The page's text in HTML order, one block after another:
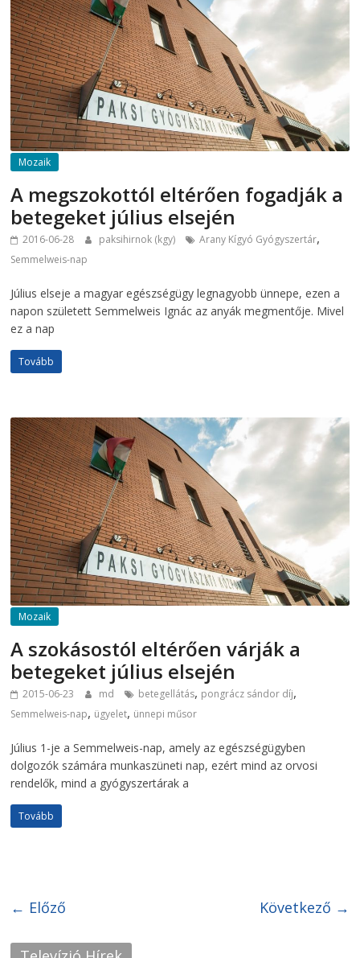
Mozaik
A megszokottól eltérően fogadják a
betegeket július elsején
2016-06-28 paksihirnok (kgy) Arany Kígyó Gyógyszertár,
Semmelweis-nap
Július elseje a magyar egészségügy legnagyobb ünnepe, ezen a
napon született Semmelweis Ignác az anyák megmentője. Mivel
ez a nap
Tovább
Mozaik
A szokásostól eltérően várják a
betegeket július elsején
2015-06-23 md betegellátás, pongrácz sándor díj,
Semmelweis-nap, ügyelet, ünnepi műsor
Július 1-je a Semmelweis-nap, amely az egészségügyben
dolgozók számára munkaszüneti nap, ezért mind az orvosi
rendelők, mind a gyógyszertárak a
Tovább
← Előző Következő →